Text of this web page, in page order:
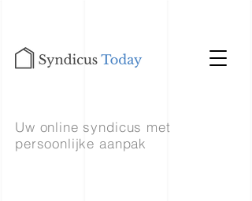
Uw online syndicus met
persoonlijke aanpak